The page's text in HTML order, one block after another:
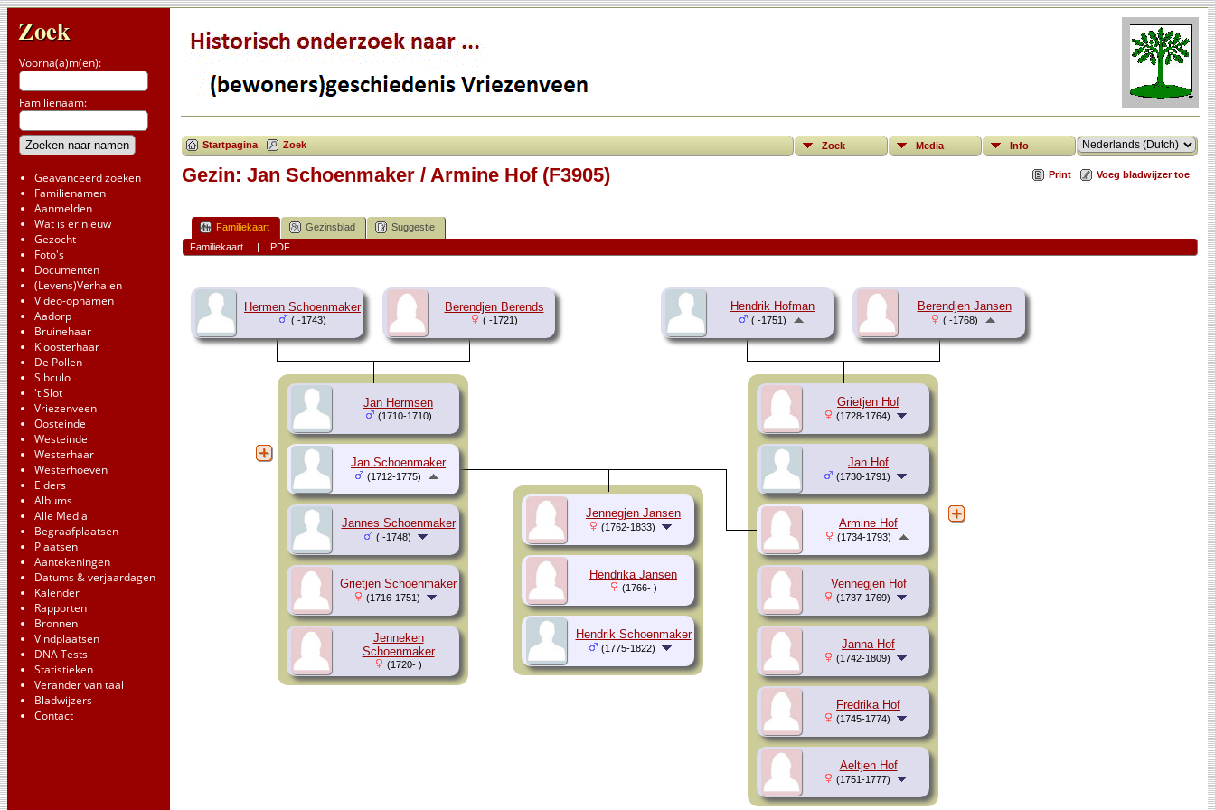
Zoek
Voorna(a)m(en):
Familienaam:
Geavanceerd zoeken
Familienamen
Aanmelden
Wat is er nieuw
Gezocht
Foto's
Documenten
(Levens)Verhalen
Video-opnamen
Aadorp
Bruinehaar
Kloosterhaar
De Pollen
Sibculo
't Slot
Vriezenveen
Oosteinde
Westeinde
Westerhaar
Westerhoeven
Elders
Albums
Alle Media
Begraafplaatsen
Plaatsen
Aantekeningen
Datums & verjaardagen
Kalender
Rapporten
Bronnen
Vindplaatsen
DNA Tests
Statistieken
Verander van taal
Bladwijzers
Contact
Startpagina Zoek Zoek Media Info
Print Voeg bladwijzer toe
Gezin: Jan Schoenmaker / Armine Hof (F3905)
Familiekaart Gezinsblad
Suggestie
Familiekaart
| PDF
Hermen Schoenmaker
( -1743)
Berendjen Berends
( -1721)
Jan Hermsen
(1710-1710)
Jannes Schoenmaker
( -1748)
Grietjen Schoenmaker
(1716-1751)
Jenneken
Schoenmaker
(1720- )
Hendrik Hofman
( -1751)
Berendjen Jansen
( -1768)
Grietjen Hof
(1728-1764)
Jan Hof
(1730-1791)
Vennegjen Hof
(1737-1769)
Janna Hof
(1742-1809)
Fredrika Hof
(1745-1774)
Aeltjen Hof
(1751-1777)
Jan Schoenmaker
(1712-1775)
Armine Hof
(1734-1793)
Jennegjen Jansen
(1762-1833)
Hendrika Jansen
(1766- )
Hendrik Schoenmaker
(1775-1822)